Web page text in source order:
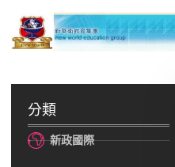
分類
新政國際